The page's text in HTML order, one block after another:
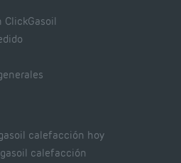
ClickGasoil
calefacción hoy
calefacción